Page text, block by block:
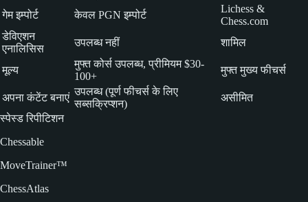
गेम इम्पोर्ट केवल PGN इम्पोर्ट
Lichess &
Chess.com
डेविएशन
एनालिसिस
उपलब्ध नहीं शामिल
मूल्य
मुफ्त कोर्स उपलब्ध, प्रीमियम $30-
100+
मुफ्त मुख्य फीचर्स
अपना कंटेंट बनाएं
उपलब्ध (पूर्ण फीचर्स के लिए
सब्सक्रिप्शन)
असीमित
स्पेस्ड रिपीटिशन
Chessable
MoveTrainer™
ChessAtlas